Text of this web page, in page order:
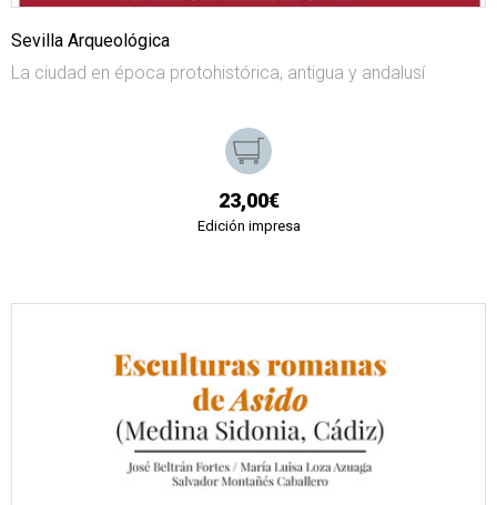
Sevilla Arqueológica
La ciudad en época protohistórica, antigua y andalusí
23,00€
Edición impresa